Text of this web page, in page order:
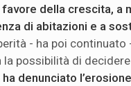
della crescita, a
di abitazioni e a
- ha poi continuato
la possibilità di
ha denunciato